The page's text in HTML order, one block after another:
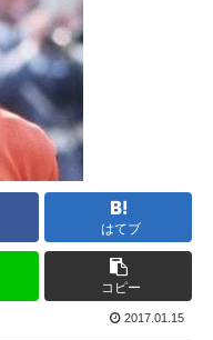
はてブ
コピー
2017.01.15